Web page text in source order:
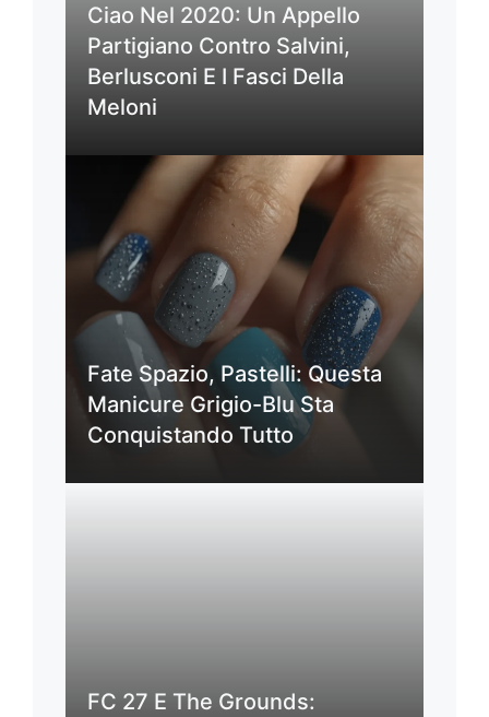
Ciao Nel 2020: Un Appello
Partigiano Contro Salvini,
Berlusconi E I Fasci Della
Meloni
Fate Spazio, Pastelli: Questa
Manicure Grigio-Blu Sta
Conquistando Tutto
FC 27 E The Grounds: